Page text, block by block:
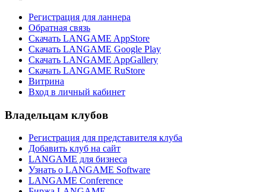
Регистрация для ланнера
Обратная связь
Скачать LANGAME AppStore
Скачать LANGAME Google Play
Скачать LANGAME AppGallery
Скачать LANGAME RuStore
Витрина
Вход в личный кабинет
Владельцам клубов
Регистрация для представителя клуба
Добавить клуб на сайт
LANGAME для бизнеса
Узнать о LANGAME Software
LANGAME Conference